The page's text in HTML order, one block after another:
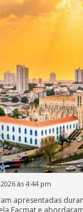
às 4:44 pm
apresentadas
Facmat e